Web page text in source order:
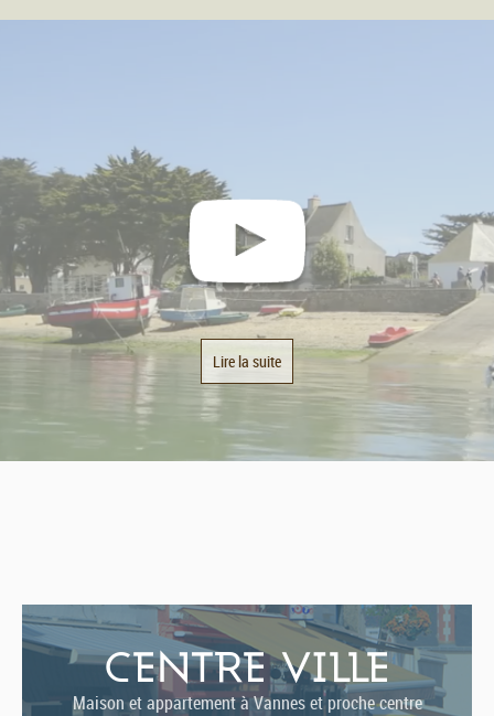
Lire la suite
CENTRE VILLE
Maison et appartement à Vannes et proche centre